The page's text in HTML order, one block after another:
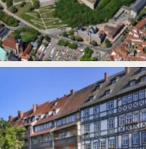
Luftaufnahme der
Festungsanlage.
No Caption